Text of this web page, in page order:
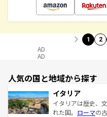
1 2
AD
AD
人気の国と地域から探す
イタリア
イタリアは歴史、
れた国。 ローマの